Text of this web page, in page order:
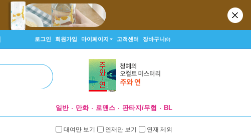
로그인 회원가입 마이페이지 고객센터 장바구니(0)
일반 만화 로맨스 판타지/무협 BL
대여만 보기 연재만 보기 연재 제외